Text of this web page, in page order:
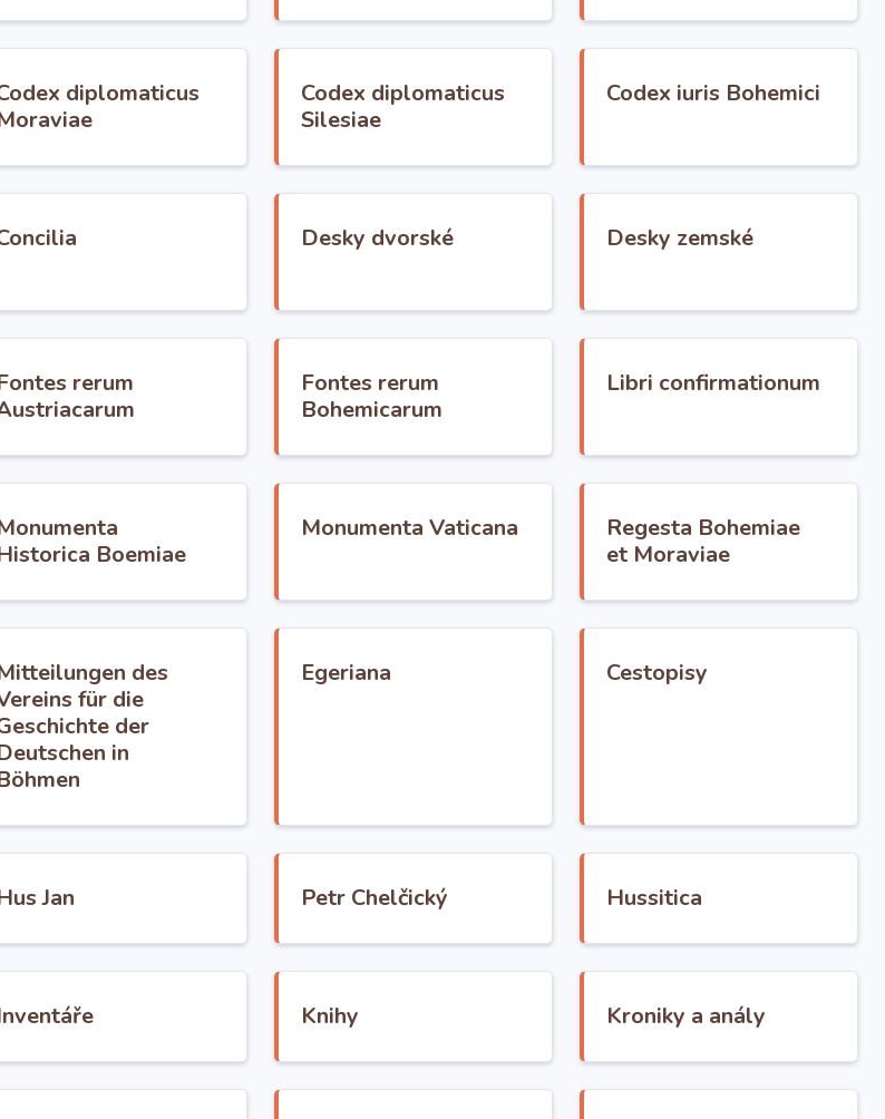
diplomaticus
Codex diplomaticus
Silesiae
Codex iuris Bohemici
Desky dvorské Desky zemské
rerum
Fontes rerum
Bohemicarum
Libri confirmationum
Boemiae
Monumenta Vaticana
Regesta Bohemiae
et Moraviae
des
für die
der
in
Egeriana Cestopisy
Jan Petr Chelčický Hussitica
Knihy Kroniky a anály